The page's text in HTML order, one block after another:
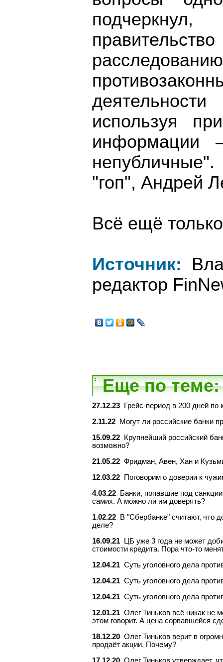
используя
информации
"гоп", Андрей
Всё ещё
Источник:
редактор
Еще по теме:
27.12.23
Грейс-период в 200 дней
2.11.22
Могут ли российские банки
15.09.22
Крупнейший российский
возможно?
21.05.22 Фридман, Авен, Хан и
12.03.22
Поговорим о доверии к
4.03.22
Банки, попавшие под
самих. А можно ли им доверять?
1.02.22
В "Сбербанке" считают, что
деле?
16.09.21
ЦБ уже 3 года не может
стоимости кредита. Пора что-то
12.04.21 Суть уголовного дела
12.04.21 Суть уголовного дела
12.04.21 Суть уголовного дела
12.01.21 Олег Тиньков всё никак не
этом говорит. А цена сорвавшейся
18.12.20 Олег Тиньков верит в
продаёт акции. Почему?